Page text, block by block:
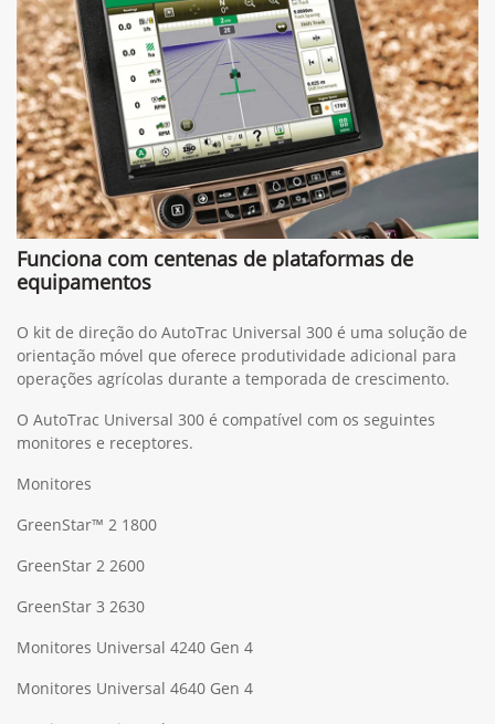
Funciona com centenas de plataformas de
equipamentos
O kit de direção do AutoTrac Universal 300 é uma solução de
orientação móvel que oferece produtividade adicional para
operações agrícolas durante a temporada de crescimento.
O AutoTrac Universal 300 é compatível com os seguintes
monitores e receptores.
Monitores
GreenStar™ 2 1800
GreenStar 2 2600
GreenStar 3 2630
Monitores Universal 4240 Gen 4
Monitores Universal 4640 Gen 4